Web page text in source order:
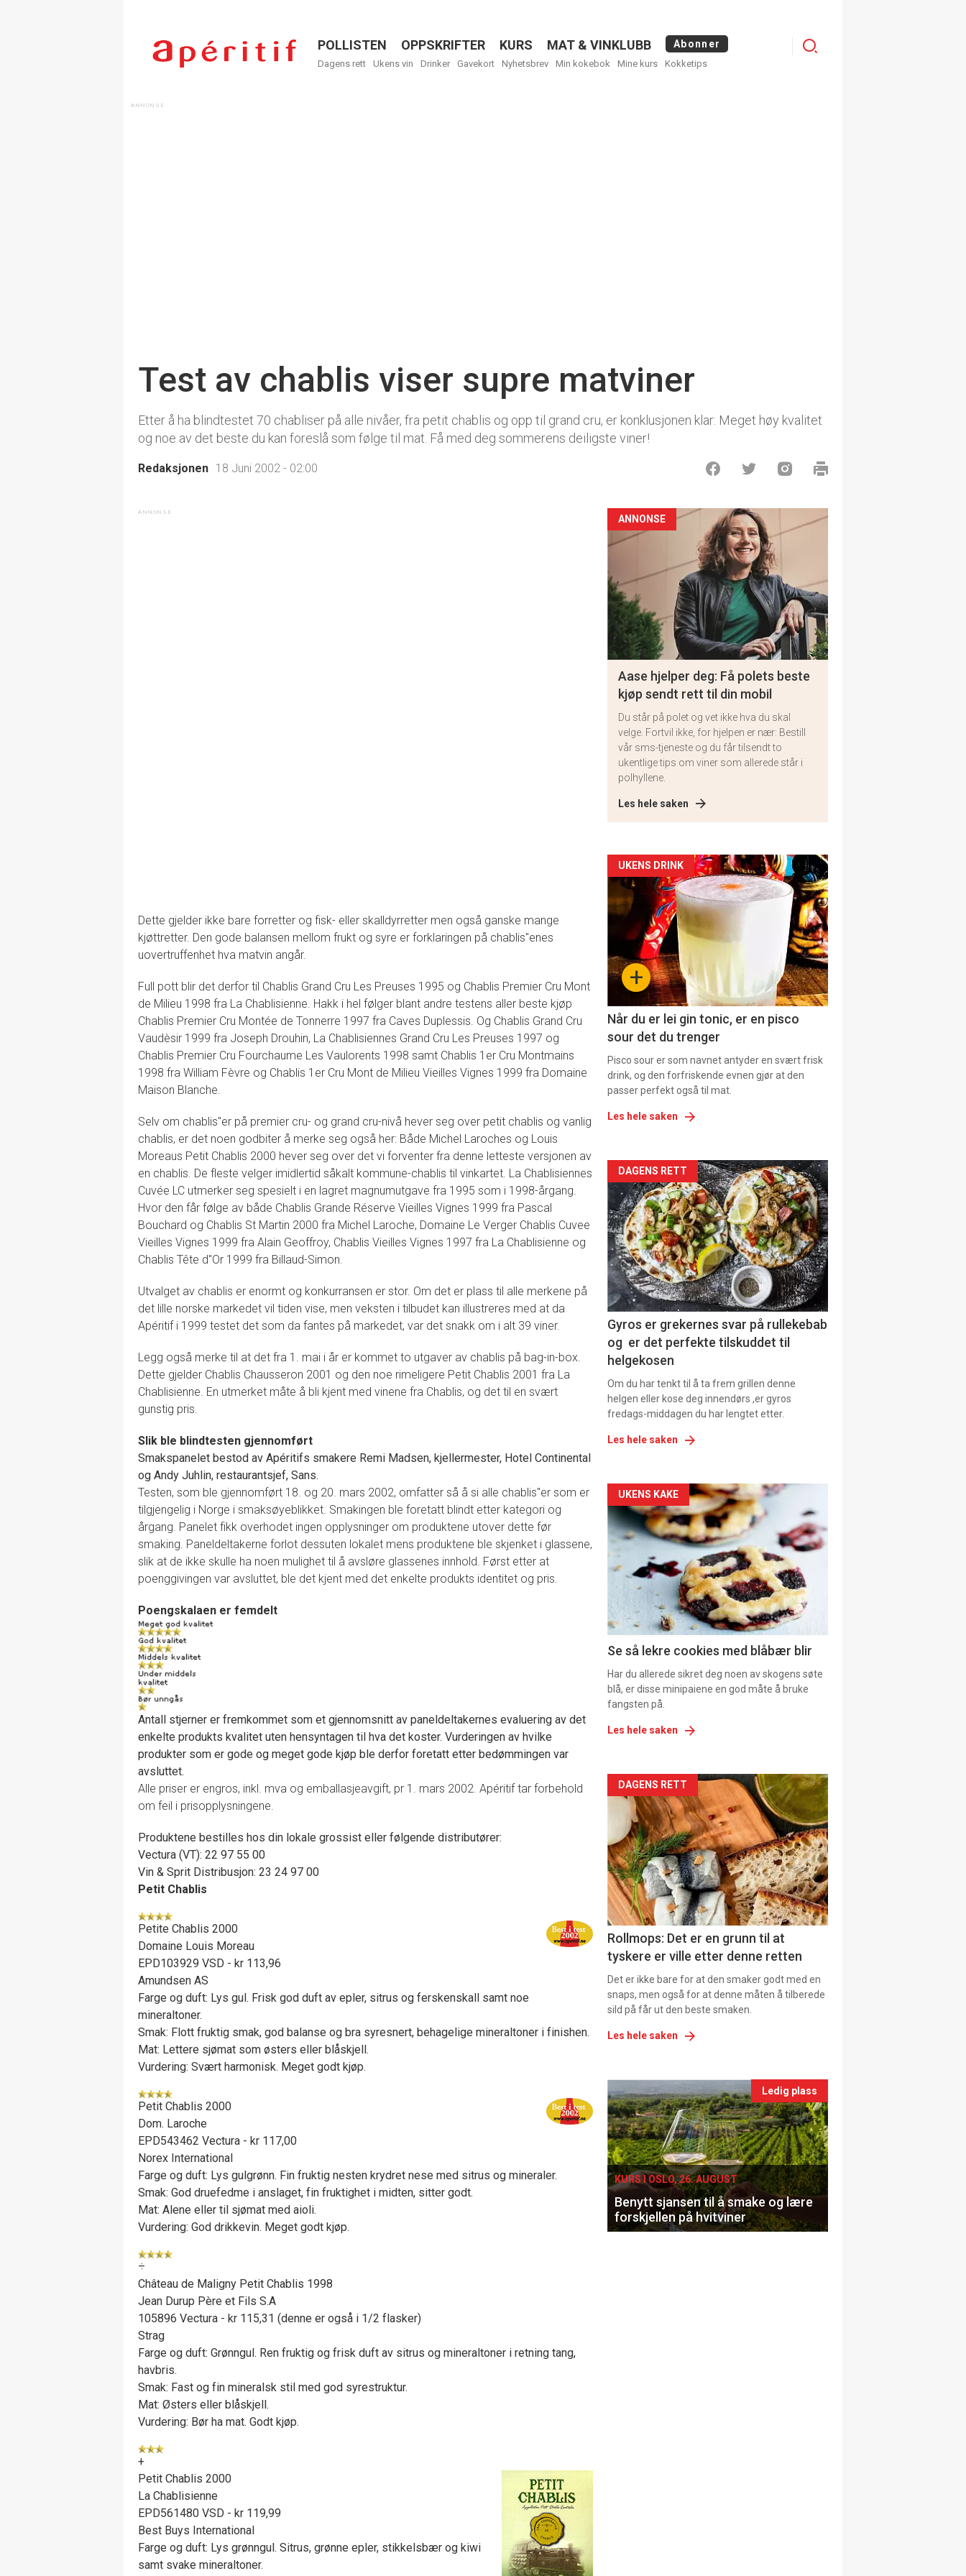
Menu
POLLISTEN OPPSKRIFTER KURS MAT & VINKLUBB Abonner
Dagens rett Ukens vin Drinker Gavekort Nyhetsbrev Min kokebok Mine kurs Kokketips
Logg
Test av chablis viser supre matviner
Etter å ha blindtestet 70 chabliser på alle nivåer, fra petit chablis og opp til grand cru, er konklusjonen klar: Meget høy kvalitet
og noe av det beste du kan foreslå som følge til mat. Få med deg sommerens deiligste viner!
Redaksjonen 18 Juni 2002 - 02:00
Dette gjelder ikke bare forretter og fisk- eller skalldyrretter men også ganske mange
kjøttretter. Den gode balansen mellom frukt og syre er forklaringen på chablis''enes
uovertruffenhet hva matvin angår.
Full pott blir det derfor til Chablis Grand Cru Les Preuses 1995 og Chablis Premier Cru Mont
de Milieu 1998 fra La Chablisienne. Hakk i hel følger blant andre testens aller beste kjøp
Chablis Premier Cru Montée de Tonnerre 1997 fra Caves Duplessis. Og Chablis Grand Cru
Vaudèsir 1999 fra Joseph Drouhin, La Chablisiennes Grand Cru Les Preuses 1997 og
Chablis Premier Cru Fourchaume Les Vaulorents 1998 samt Chablis 1er Cru Montmains
1998 fra William Fèvre og Chablis 1er Cru Mont de Milieu Vieilles Vignes 1999 fra Domaine
Maison Blanche.
Selv om chablis''er på premier cru- og grand cru-nivå hever seg over petit chablis og vanlig
chablis, er det noen godbiter å merke seg også her: Både Michel Laroches og Louis
Moreaus Petit Chablis 2000 hever seg over det vi forventer fra denne letteste versjonen av
en chablis. De fleste velger imidlertid såkalt kommune-chablis til vinkartet. La Chablisiennes
Cuvée LC utmerker seg spesielt i en lagret magnumutgave fra 1995 som i 1998-årgang.
Hvor den får følge av både Chablis Grande Réserve Vieilles Vignes 1999 fra Pascal
Bouchard og Chablis St Martin 2000 fra Michel Laroche, Domaine Le Verger Chablis Cuvee
Vieilles Vignes 1999 fra Alain Geoffroy, Chablis Vieilles Vignes 1997 fra La Chablisienne og
Chablis Tête d''Or 1999 fra Billaud-Simon.
Utvalget av chablis er enormt og konkurransen er stor. Om det er plass til alle merkene på
det lille norske markedet vil tiden vise, men veksten i tilbudet kan illustreres med at da
Apéritif i 1999 testet det som da fantes på markedet, var det snakk om i alt 39 viner.
Legg også merke til at det fra 1. mai i år er kommet to utgaver av chablis på bag-in-box.
Dette gjelder Chablis Chausseron 2001 og den noe rimeligere Petit Chablis 2001 fra La
Chablisienne. En utmerket måte å bli kjent med vinene fra Chablis, og det til en svært
gunstig pris.
Slik ble blindtesten gjennomført
Smakspanelet bestod av Apéritifs smakere Remi Madsen, kjellermester, Hotel Continental
og Andy Juhlin, restaurantsjef, Sans.
Testen, som ble gjennomført 18. og 20. mars 2002, omfatter så å si alle chablis''er som er
tilgjengelig i Norge i smaksøyeblikket. Smakingen ble foretatt blindt etter kategori og
årgang. Panelet fikk overhodet ingen opplysninger om produktene utover dette før
smaking. Paneldeltakerne forlot dessuten lokalet mens produktene ble skjenket i glassene,
slik at de ikke skulle ha noen mulighet til å avsløre glassenes innhold. Først etter at
poenggivingen var avsluttet, ble det kjent med det enkelte produkts identitet og pris.
Poengskalaen er femdelt
Antall stjerner er fremkommet som et gjennomsnitt av paneldeltakernes evaluering av det
enkelte produkts kvalitet uten hensyntagen til hva det koster. Vurderingen av hvilke
produkter som er gode og meget gode kjøp ble derfor foretatt etter bedømmingen var
avsluttet.
Alle priser er engros, inkl. mva og emballasjeavgift, pr 1. mars 2002. Apéritif tar forbehold
om feil i prisopplysningene.
Produktene bestilles hos din lokale grossist eller følgende distributører:
Vectura (VT): 22 97 55 00
Vin & Sprit Distribusjon: 23 24 97 00
Petit Chablis
Petite Chablis 2000
Domaine Louis Moreau
EPD103929 VSD - kr 113,96
Amundsen AS
Farge og duft: Lys gul. Frisk god duft av epler, sitrus og ferskenskall samt noe
mineraltoner.
Smak: Flott fruktig smak, god balanse og bra syresnert, behagelige mineraltoner i finishen.
Mat: Lettere sjømat som østers eller blåskjell.
Vurdering: Svært harmonisk. Meget godt kjøp.
Petit Chablis 2000
Dom. Laroche
EPD543462 Vectura - kr 117,00
Norex International
Farge og duft: Lys gulgrønn. Fin fruktig nesten krydret nese med sitrus og mineraler.
Smak: God druefedme i anslaget, fin fruktighet i midten, sitter godt.
Mat: Alene eller til sjømat med aioli.
Vurdering: God drikkevin. Meget godt kjøp.
÷
Château de Maligny Petit Chablis 1998
Jean Durup Père et Fils S.A
105896 Vectura - kr 115,31 (denne er også i 1/2 flasker)
Strag
Farge og duft: Grønngul. Ren fruktig og frisk duft av sitrus og mineraltoner i retning tang,
havbris.
Smak: Fast og fin mineralsk stil med god syrestruktur.
Mat: Østers eller blåskjell.
Vurdering: Bør ha mat. Godt kjøp.
+
Petit Chablis 2000
La Chablisienne
EPD561480 VSD - kr 119,99
Best Buys International
Farge og duft: Lys grønngul. Sitrus, grønne epler, stikkelsbær og kiwi
samt svake mineraltoner.
ANNONSE
Aase hjelper deg: Få polets beste
kjøp sendt rett til din mobil
Du står på polet og vet ikke hva du skal
velge. Fortvil ikke, for hjelpen er nær: Bestill
vår sms-tjeneste og du får tilsendt to
ukentlige tips om viner som allerede står i
polhyllene.
Les hele saken
Artikler
detail
section
11+
UKENS DRINK
Når du er lei gin tonic, er en pisco
sour det du trenger
Pisco sour er som navnet antyder en svært frisk
drink, og den forfriskende evnen gjør at den
passer perfekt også til mat.
Les hele saken
Artikler
detail
-
section
11
Dagens
rett
DAGENS RETT
Gyros er grekernes svar på rullekebab
og er det perfekte tilskuddet til
helgekosen
Om du har tenkt til å ta frem grillen denne
helgen eller kose deg innendørs ,er gyros
fredags-middagen du har lengtet etter.
Les hele saken
Artikler
detail
-
section
11
Dagens
rett
2
UKENS KAKE
Se så lekre cookies med blåbær blir
Har du allerede sikret deg noen av skogens søte
blå, er disse minipaiene en god måte å bruke
fangsten på.
Les hele saken
Artikler
detail
-
section
11
Ukens
vin
DAGENS RETT
Rollmops: Det er en grunn til at
tyskere er ville etter denne retten
Det er ikke bare for at den smaker godt med en
snaps, men også for at denne måten å tilberede
sild på får ut den beste smaken.
Les hele saken
Events
single
Ledig plass
KURS I OSLO, 26. AUGUST
Benytt sjansen til å smake og lære
forskjellen på hvitviner